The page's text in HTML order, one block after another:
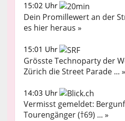
15:02 Uhr
Dein Promillewert an der
es hier heraus »
15:01 Uhr
Grösste Technoparty der
Zürich die Street Parade ... »
14:03 Uhr
Vermisst gemeldet:
Tourengänger (†69) ... »